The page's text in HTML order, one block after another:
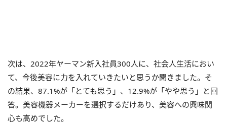
次は、2022年ヤーマン新入社員300人に、社会人生活におい
て、今後美容に力を入れていきたいと思うか聞きました。そ
の結果、87.1%が「とても思う」、12.9%が「やや思う」と回
答。美容機器メーカーを選択するだけあり、美容への興味関
心も高めでした。